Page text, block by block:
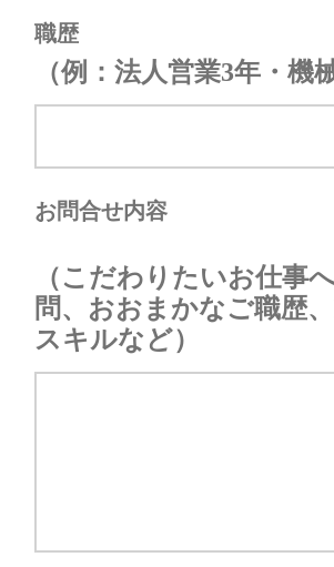
職歴
（例：法人営業3年・機
お問合せ内容
（こだわりたいお仕事
問、おおまかなご職歴
スキルなど）